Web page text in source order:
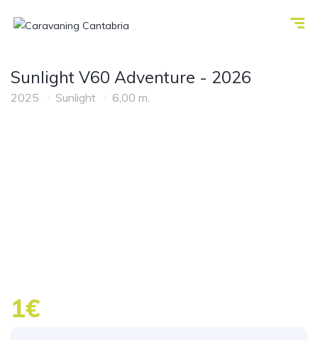
Sunlight V60 Adventure - 2026
2025 Sunlight 6,00 m.
1€